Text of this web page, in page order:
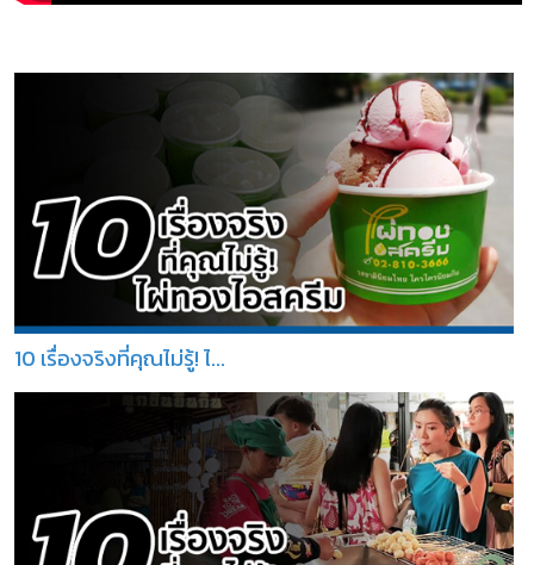
10 เรื่องจริงที่คุณไม่รู้! ไ...